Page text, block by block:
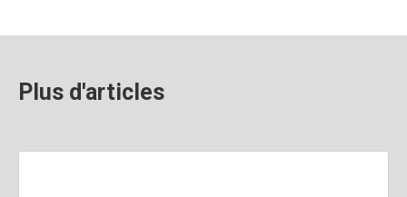
Plus d'articles